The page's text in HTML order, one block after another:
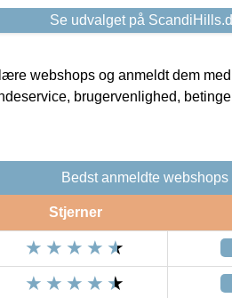
Se udvalget på
webshops og anmeldt dem
brugervenlighed,
Bedst anmeldte webshops
Stjerner